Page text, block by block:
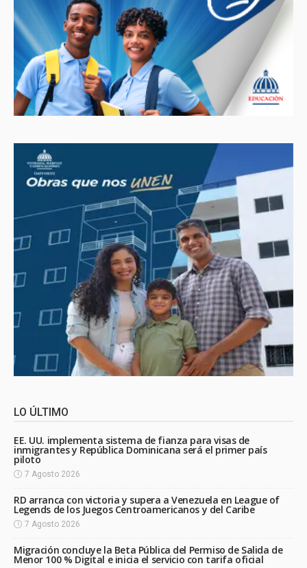
LO ÚLTIMO
EE. UU. implementa sistema de fianza para visas de
inmigrantes y República Dominicana será el primer país
piloto
7 Agosto 2026
RD arranca con victoria y supera a Venezuela en League of
Legends de los Juegos Centroamericanos y del Caribe
7 Agosto 2026
Migración concluye la Beta Pública del Permiso de Salida de
Menor 100 % Digital e inicia el servicio con tarifa oficial